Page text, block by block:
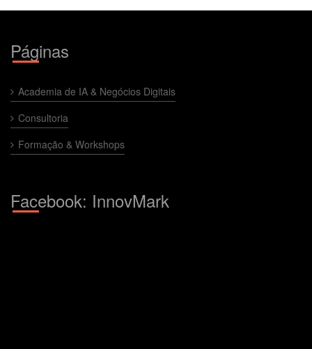
Páginas
Academia de IA & Negócios Digitais
Consultoria
Formação & Workshops
Facebook: InnovMark